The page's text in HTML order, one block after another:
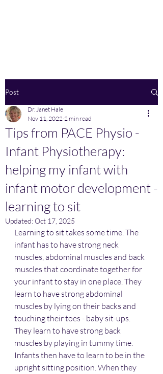
Post
Tips from PACE Physio -
Infant Physiotherapy:
helping my infant with
infant motor development -
learning to sit
Dr. Janet Hale
Nov 11, 2022 2 min read
Updated:Oct 17, 2025
Learning to sit takes some time. The
infant has to have strong neck
muscles, abdominal muscles and back
muscles that coordinate together for
your infant to stay in one place. They
learn to have strong abdominal
muscles by lying on their backs and
touching their toes - baby sit-ups.
They learn to have strong back
muscles by playing in tummy time.
Infants then have to learn to be in the
upright sitting position. When they